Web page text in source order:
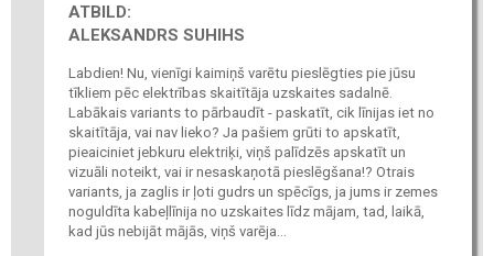
ATBILD:
ALEKSANDRS SUHIHS
Labdien! Nu, vienīgi kaimiņš varētu pieslēgties pie jūsu
tīkliem pēc elektrības skaitītāja uzskaites sadalnē.
Labākais variants to pārbaudīt - paskatīt, cik līnijas iet no
skaitītāja, vai nav lieko? Ja pašiem grūti to apskatīt,
pieaiciniet jebkuru elektriķi, viņš palīdzēs apskatīt un
vizuāli noteikt, vai ir nesaskaņotā pieslēgšana!? Otrais
variants, ja zaglis ir ļoti gudrs un spēcīgs, ja jums ir zemes
noguldīta kabeļlīnija no uzskaites līdz mājam, tad, laikā,
kad jūs nebijāt mājās, viņš varēja...